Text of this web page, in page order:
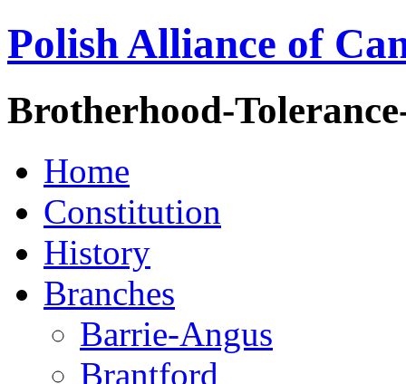
Polish Alliance of
Brotherhood-
Home
Constitution
History
Branches
Barrie-Angus
Brantford